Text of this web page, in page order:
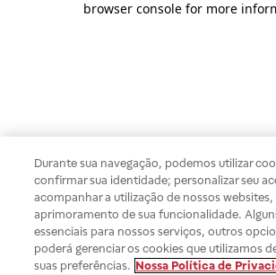
browser console for more
Durante sua navegação, podemos utilizar
confirmar sua identidade; personalizar seu
acompanhar a utilização de nossos
aprimoramento de sua funcionalidade.
essenciais para nossos serviços, outros
poderá gerenciar os cookies que utilizamos
suas preferências. Nossa Política de